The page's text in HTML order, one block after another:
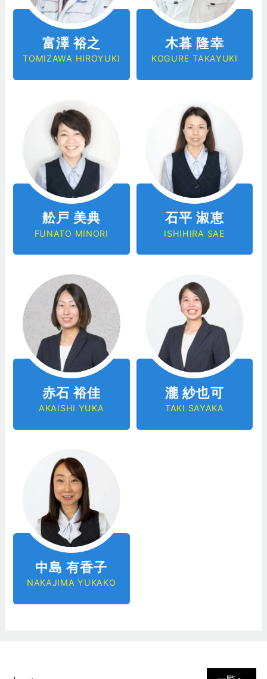
富澤 裕之
TOMIZAWA HIROYUKI
木暮 隆幸
KOGURE TAKAYUKI
舩戸 美典
FUNATO MINORI
石平 淑恵
ISHIHIRA SAE
赤石 裕佳
AKAISHI YUKA
瀧 紗也可
TAKI SAYAKA
中島 有香子
NAKAJIMA YUKAKO